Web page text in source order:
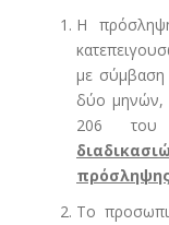
Η
με σύμβαση
δύο μηνών,
206 του
Το